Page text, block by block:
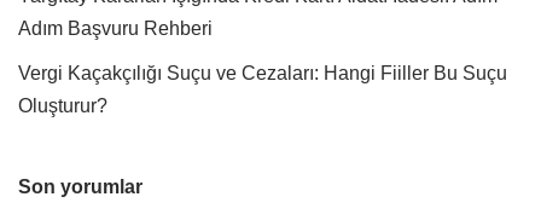
Adım Başvuru Rehberi
Vergi Kaçakçılığı Suçu ve Cezaları: Hangi Fiiller Bu Suçu
Oluşturur?
Son yorumlar